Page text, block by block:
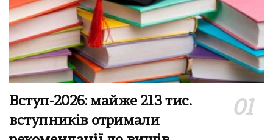
Вступ-2026: майже 213 тис.
вступників отримали